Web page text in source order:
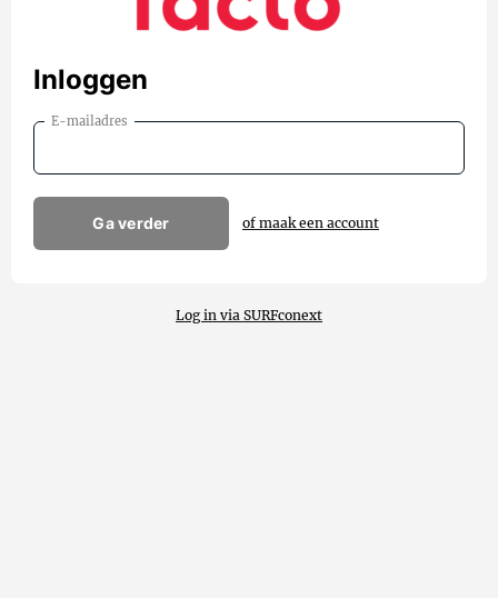
Inloggen
E-mailadres
Ga verder of maak een account
Log in via SURFconext